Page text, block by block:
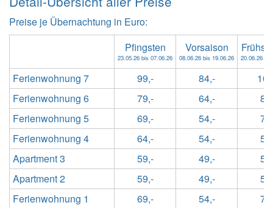
Preise je Übernachtung in Euro:
Ferienwohnung 7
Ferienwohnung 6
Ferienwohnung 5
Ferienwohnung 4
Apartment 3
Apartment 2
Ferienwohnung 1
Pfingsten
23.05.26 bis 07.06.26
Vorsaison
08.06.26 bis 19.06.26 20.06.26
99,- 84,-
79,-
64,-
69,-
54,-
64,-
54,-
59,-
49,-
59,-
49,-
69,-
54,-